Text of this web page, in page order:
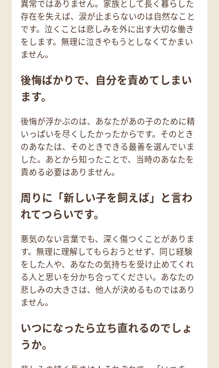
異常ではありません。家族として長く暮らした
存在を失えば、涙が止まらないのは自然なこと
です。泣くことは悲しみを外に出す大切な働き
をします。無理に泣きやもうとしなくてかまい
ません。
後悔ばかりで、自分を責めてしまい
ます。
後悔が浮かぶのは、あなたがあの子のために精
いっぱいを尽くしたかったからです。そのとき
のあなたは、そのときできる最善を選んでいま
した。あとから知ったことで、当時のあなたを
責める必要はありません。
周りに「新しい子を飼えば」と言わ
れてつらいです。
悪気のない言葉でも、深く傷つくことがありま
す。無理に理解してもらおうとせず、同じ経験
をした人や、あなたの気持ちを受け止めてくれ
る人と思いを分かち合ってください。あなたの
悲しみの大きさは、他人が決めるものではあり
ません。
いつになったら立ち直れるのでしょ
うか。